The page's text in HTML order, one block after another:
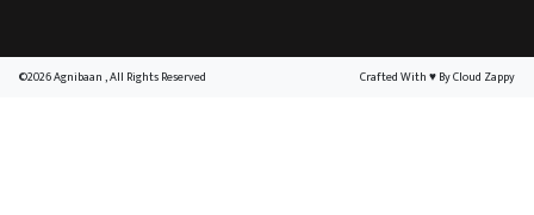
©2026 Agnibaan , All Rights Reserved Crafted With♥By Cloud Zappy